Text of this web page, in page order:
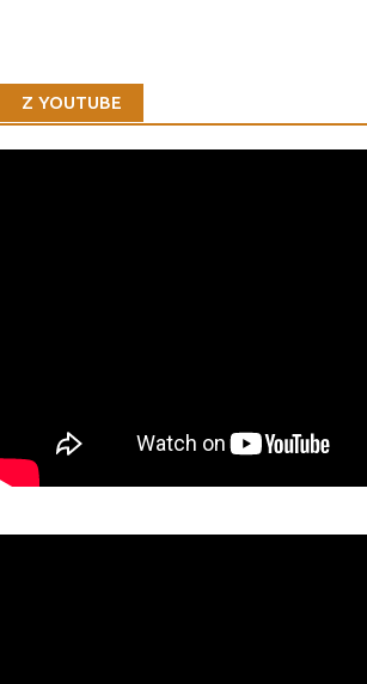
Z YOUTUBE